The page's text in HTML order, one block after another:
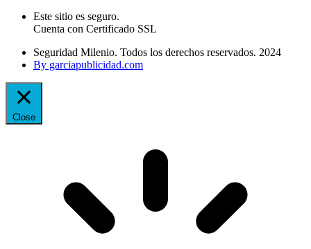
Este sitio es seguro.
Cuenta con Certificado SSL
Seguridad Milenio. Todos los derechos reservados. 2024
By garciapublicidad.com
Close